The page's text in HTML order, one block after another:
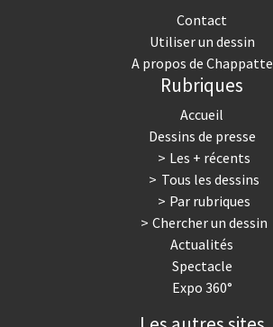
Contact
Utiliser un dessin
A propos de Chappatte
Rubriques
Accueil
Dessins de presse
Les + récents
Tous les dessins
Par rubriques
Chercher un dessin
Actualités
Spectacle
Expo 360°